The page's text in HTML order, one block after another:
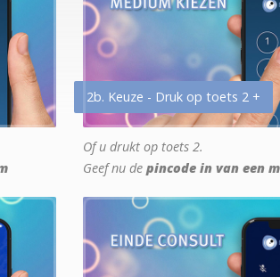
2b. Keuze - Druk op toets 2 +
Of u drukt op toets 2.
Geef nu de pincode in van een